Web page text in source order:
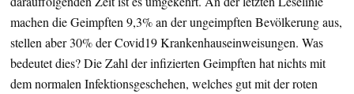
machen die Geimpften 9,3% an der ungeimpften Bevölkerung aus,
stellen aber 30% der Covid19 Krankenhauseinweisungen. Was
bedeutet dies? Die Zahl der infizierten Geimpften hat nichts mit
dem normalen Infektionsgeschehen, welches gut mit der roten